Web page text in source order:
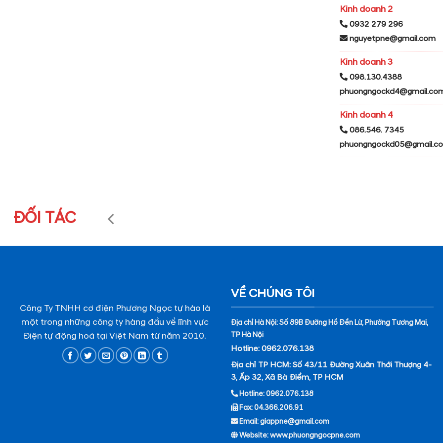
Kinh doanh 2
0932 279 296
nguyetpne@gmail.com
Kinh doanh 3
098.130.4388
Kinh doanh 4
086.546. 7345
ĐỐI TÁC
Công Ty TNHH cơ điện Phương Ngọc tự hào là
một trong những công ty hàng đầu về lĩnh vực
Điện tự động hoá tại Việt Nam từ năm 2010.
VỀ CHÚNG TÔI
Địa chỉ Hà Nội: Số 89B Đường Hồ Đền Lừ, Phường Tương Mai,
TP Hà Nội
Hotline: 0962.076.138
Địa chỉ TP HCM: Số 43/11 Đường Xuân Thới Thượng 4-
3, Ấp 32, Xã Bà Điểm, TP HCM
Hotline: 0962.076.138
Fax: 04.366.206.91
Email: giappne@gmail.com
Website: www.phuongngocpne.com